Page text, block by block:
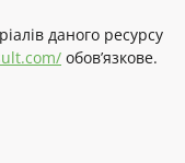
даного ресурсу
обов’язкове.